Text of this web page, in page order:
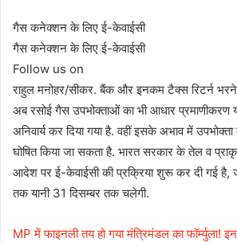
गैस कनेक्शन के लिए ई-केवाईसी
गैस कनेक्शन के लिए ई-केवाईसी
Follow us on
राहुल मनोहर/सीकर. बैंक और इनकम टैक्स रिटर्न भरने
अब रसोई गैस उपभोक्ताओं का भी आधार प्रमाणीकरण
अनिवार्य कर दिया गया है. वहीं इसके अभाव में
घोषित किया जा सकता है. भारत सरकार के तेल व
आदेश पर ई-केवाईसी की प्रक्रिया शुरू कर दी गई है,
तक यानी 31 दिसम्बर तक चलेगी.
MP में फाइनली तय हो गया मंत्रिमंडल का फॉर्म्युला!